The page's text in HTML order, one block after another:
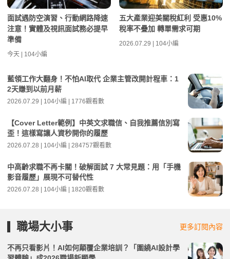
面試遇防空演習、行動網路降速
注意！實體及視訊面試務必提早
準備
今天 | 104小編
五大產業迎美關稅紅利 受惠10%
稅率不疊加 轉單需求可期
2026.07.29 | 104小編
藍領工作大翻身！不怕AI取代 企業主管改開計程車：1
2天賺到以前月薪
2026.07.29 | 104小編 | 1776觀看數
【Cover Letter範例】中英文求職信、自我推薦信別寫
歪！這樣寫讓人資秒開你的履歷
2026.07.28 | 104小編 | 284757觀看數
中高齡求職不再卡關！破解面試 7 大常見題：用「手機
影音履歷」展現不可替代性
2026.07.28 | 104小編 | 1820觀看數
職場大小事 更多訂閱內容
不再只看影片！AI如何顛覆企業培訓？「圍繞AI設計學